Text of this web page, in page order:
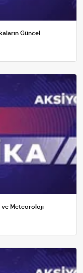
Güncel
ve Meteoroloji